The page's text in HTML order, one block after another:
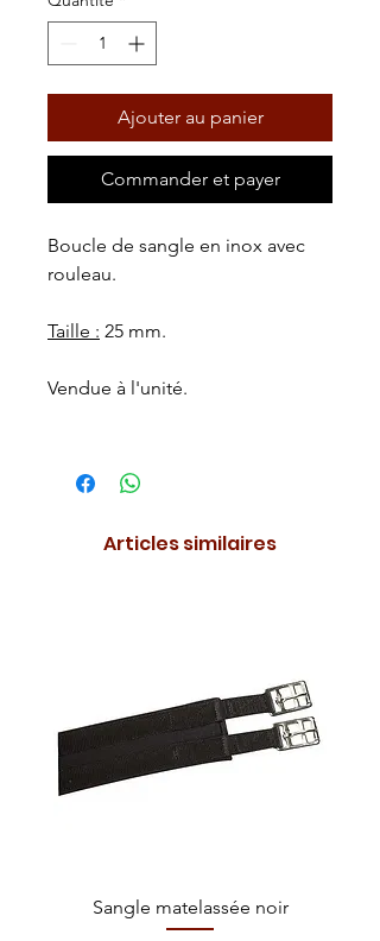
Ajouter au panier
Commander et payer
Boucle de sangle en inox avec
rouleau.
Taille : 25 mm.
Vendue à l'unité.
Articles similaires
Sangle matelassée noir